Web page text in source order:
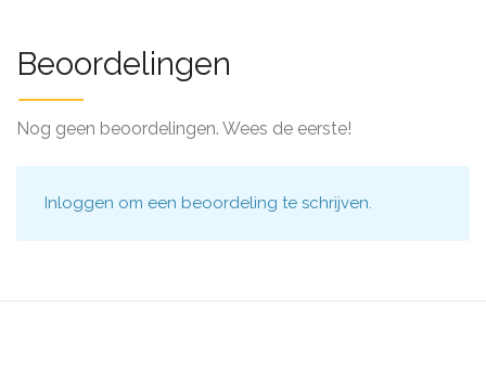
Beoordelingen
Nog geen beoordelingen. Wees de eerste!
Inloggen om een beoordeling te schrijven.